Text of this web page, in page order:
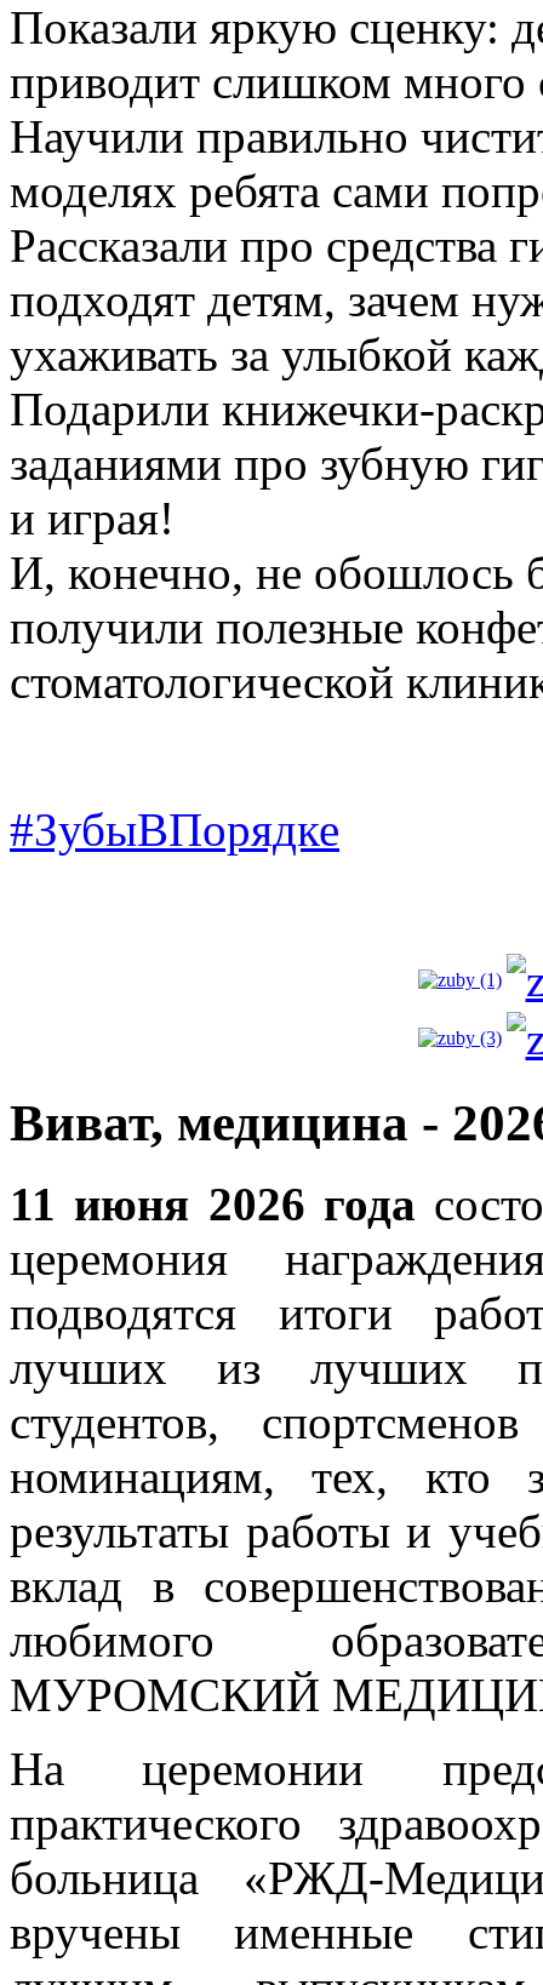
Показали яркую сценку:
приводит слишком много
Научили правильно
моделях ребята сами
Рассказали про средства
подходят детям, зачем
ухаживать за улыбкой
Подарили
заданиями про зубную
и играя!
И, конечно, не обошлось
получили полезные
стоматологической
#ЗубыВПорядке
Виват, медицина -
11 июня 2026 года
церемония
подводятся итоги
лучших из лучших
студентов,
номинациям, тех, кто
результаты работы и
вклад в
любимого
МУРОМСКИЙ
На церемонии
практического
больница «РЖД-
вручены именные